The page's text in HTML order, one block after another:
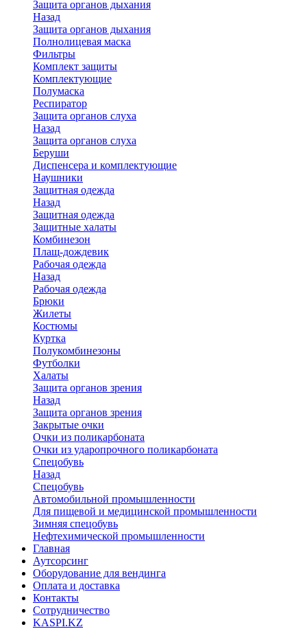
Защита органов дыхания
Назад
Защита органов дыхания
Полнолицевая маска
Фильтры
Комплект защиты
Комплектующие
Полумаска
Респиратор
Защита органов слуха
Назад
Защита органов слуха
Беруши
Диспенсера и комплектующие
Наушники
Защитная одежда
Назад
Защитная одежда
Защитные халаты
Комбинезон
Плащ-дождевик
Рабочая одежда
Назад
Рабочая одежда
Брюки
Жилеты
Костюмы
Куртка
Полукомбинезоны
Футболки
Халаты
Защита органов зрения
Назад
Защита органов зрения
Закрытые очки
Очки из поликарбоната
Очки из ударопрочного поликарбоната
Спецобувь
Назад
Спецобувь
Автомобильной промышленности
Для пищевой и медицинской промышленности
Зимняя спецобувь
Нефтехимической промышленности
Главная
Аутсорсинг
Оборудование для вендинга
Оплата и доставка
Контакты
Сотрудничество
KASPI.KZ